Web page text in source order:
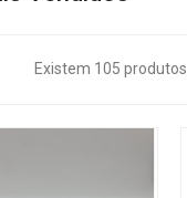
Existem 105 produtos.